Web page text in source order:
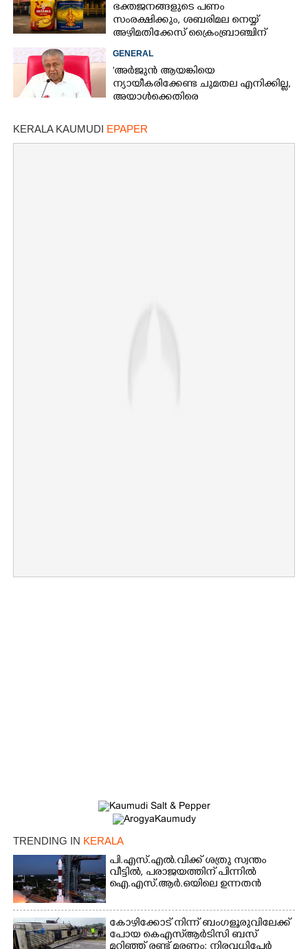
ഭക്തജനങ്ങളുടെ പണം
സംരക്ഷിക്കും, ശബരിമല നെയ്യ്
അഴിമതിക്കേസ് ക്രൈംബ്രാഞ്ചിന്
GENERAL
'അർജുൻ ആയങ്കിയെ
ന്യായീകരിക്കേണ്ട ചുമതല എനിക്കില്ല,
അയാൾക്കെതിരെ
KERALA KAUMUDI EPAPER
TRENDING IN KERALA
പി.എസ്.എൽ.വിക്ക് ശത്രു സ്വന്തം
വീട്ടിൽ,​ പരാജയത്തിന് പിന്നിൽ
ഐ.എസ്.ആർ.ഒയിലെ ഉന്നതൻ
കോഴിക്കോട് നിന്ന് ബംഗളൂരുവിലേക്ക്
പോയ കെഎസ്‌ആർടിസി ബസ്
×
Share this link